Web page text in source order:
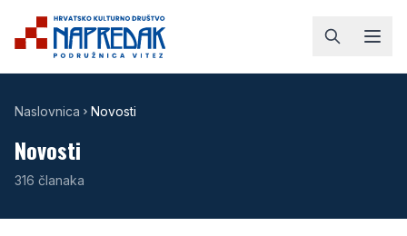
Naslovnica Novosti
Novosti
316 članaka